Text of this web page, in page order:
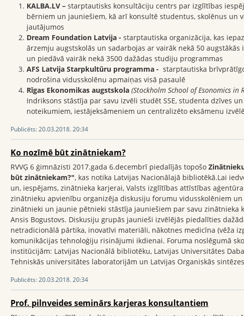
KALBA.LV – starptautisks konsultāciju centrs par izglītības
bērniem un jauniešiem, kā arī konsultē studentus, skolēnus un
jautājumos
Dream Foundation Latvija - starptautiska organizācija, kas
ārzemju augstskolās un sadarbojas ar vairāk nekā 50
un piedāvā vairāk nekā 3500 dažādas studiju programmas
AFS Latvija Starpkultūru programma - starptautiska
nodrošina vidusskolēnu apmaiņas visā pasaulē
Rīgas Ekonomikas augstskola (Stockholm School of Esonomics in
Indriksons stāstīja par savu izvēli studēt SSE, studenta dzīves
noteikumiem, iestājeksāmeniem un centralizēto eksāmenu
Publicēts:20.03.2018. 20:34
Ko nozīmē būt zinātniekam?
RVVĢ 6 ģimnāzisti 2017.gada 6.decembrī piedalījās topošo
būt zinātniekam?", kas notika Latvijas Nacionālajā bibliotēkā.Lai
un, iespējams, zinātnieka karjerai, Valsts izglītības attīstības
zinātnieku apvienību organizēja diskusiju forumu vidusskolēniem
zinātnieki un jaunie pētnieki stāstīja jauniešiem par savu zinātnieka
Ansis Bogustovs. Diskusiju grupās jaunieši izvēlējās piedalīties
netradicionālā pārtika, inovatīvi materiāli, nākotnes medicīna (vēža
komunikācijas tehnoloģiju risinājumi ikdienai. Foruma noslēgumā
institūcijām: Latvijas Nacionālā bibliotēku, Latvijas Universitātes
Tehniskās universitātes laboratorijām un Latvijas Organiskās
Publicēts:20.03.2018. 20:34
Prof. pilnveides seminārs karjeras konsultantiem